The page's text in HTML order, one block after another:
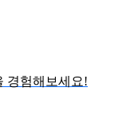
경험해보세요!